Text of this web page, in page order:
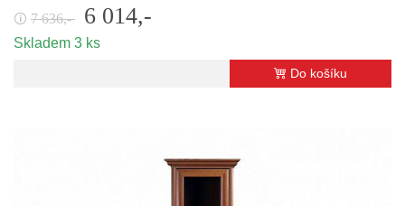
🛈 7 636,- 6 014,-
Skladem 3 ks
Do košíku